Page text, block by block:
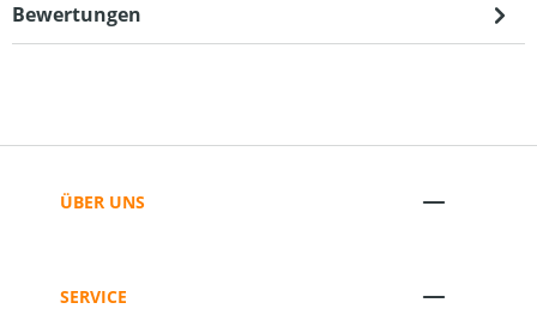
Bewertungen
ÜBER UNS
SERVICE